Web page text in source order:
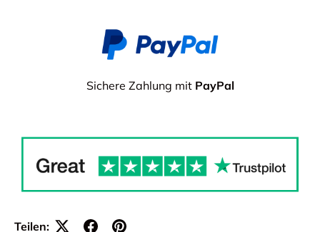
Sichere Zahlung mit PayPal
Teilen: